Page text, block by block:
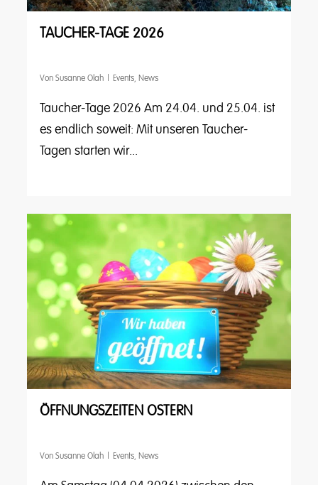
TAUCHER-TAGE 2026
Von Susanne Olah Events, News
Taucher-Tage 2026 Am 24.04. und 25.04. ist
es endlich soweit: Mit unseren Taucher-
Tagen starten wir...
ÖFFNUNGSZEITEN OSTERN
Von Susanne Olah Events,News